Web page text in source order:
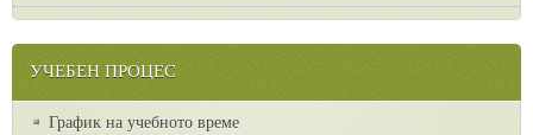
УЧЕБЕН ПРОЦЕС
График на учебното време